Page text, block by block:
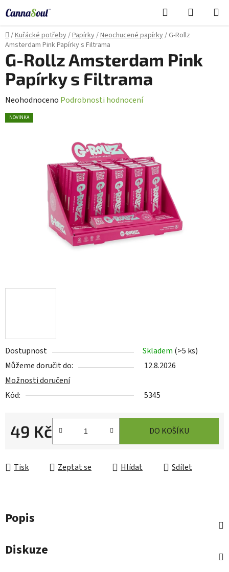
na
obsah
Hledat
KOŠÍK
Domů
/Kuřácké potřeby/Papírky/Neochucené papírky/ G-Rollz
Amsterdam Pink Papírky s Filtrama
Dostupnost Skladem (>5 ks)
Můžeme doručit do:
12.8.2026
Možnosti doručení
Kód:
5345
49 Kč DO KOŠÍKU
Tisk Zeptat se Hlídat Sdílet
G-Rollz Amsterdam Pink
Papírky s Filtrama
Průměrné
hodnocení
Neohodnoceno Podrobnosti hodnocení
NOVINKA
Popis
Diskuze
Cannasoul Asistent